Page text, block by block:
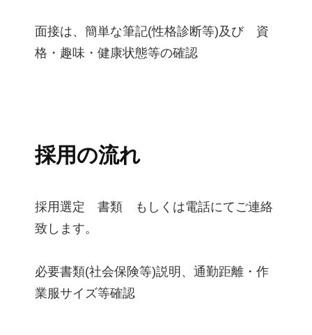
面接は、簡単な筆記(性格診断等)及び 資
格・趣味・健康状態等の確認
採用の流れ
採用選定 書類 もしくは電話にてご連絡
致します。
必要書類(社会保険等)説明、通勤距離・作
業服サイズ等確認